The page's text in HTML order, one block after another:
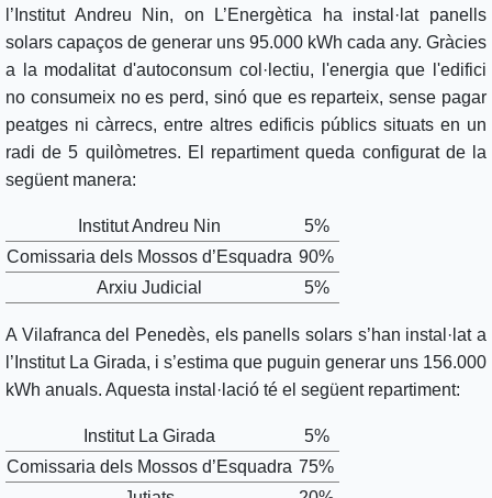
l’Institut Andreu Nin, on L’Energètica ha instal·lat panells
solars capaços de generar uns 95.000 kWh cada any. Gràcies
a la modalitat d'autoconsum col·lectiu, l'energia que l'edifici
no consumeix no es perd, sinó que es reparteix, sense pagar
peatges ni càrrecs, entre altres edificis públics situats en un
radi de 5 quilòmetres. El repartiment queda configurat de la
següent manera:
Institut Andreu Nin
5%
Comissaria dels Mossos d’Esquadra 90%
Arxiu Judicial
5%
A Vilafranca del Penedès, els panells solars s’han instal·lat a
l’Institut La Girada, i s’estima que puguin generar uns 156.000
kWh anuals. Aquesta instal·lació té el següent repartiment:
Institut La Girada
5%
Comissaria dels Mossos d’Esquadra 75%